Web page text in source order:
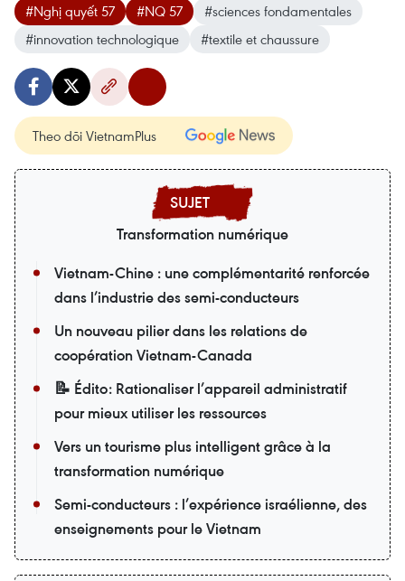
#Nghị quyết 57 #NQ 57
#sciences fondamentales
#innovation technologique
#textile et chaussure
Theo dõi VietnamPlus
Transformation numérique
Vietnam-Chine : une complémentarité renforcée
dans l’industrie des semi-conducteurs
Un nouveau pilier dans les relations de
coopération Vietnam-Canada
📝 Édito: Rationaliser l’appareil administratif
pour mieux utiliser les ressources
Vers un tourisme plus intelligent grâce à la
transformation numérique
Semi-conducteurs : l’expérience israélienne, des
enseignements pour le Vietnam